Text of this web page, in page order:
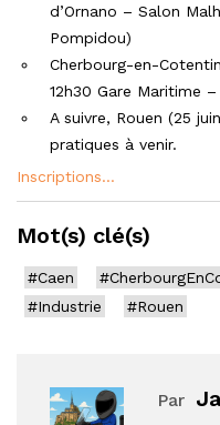
d’Ornano – Salon
Pompidou)
Cherbourg-en-
12h30 Gare Maritime
A suivre, Rouen (25
pratiques à venir.
Inscriptions…
Mot(s) clé(s)
#Caen
#Industrie
#Rouen
Par